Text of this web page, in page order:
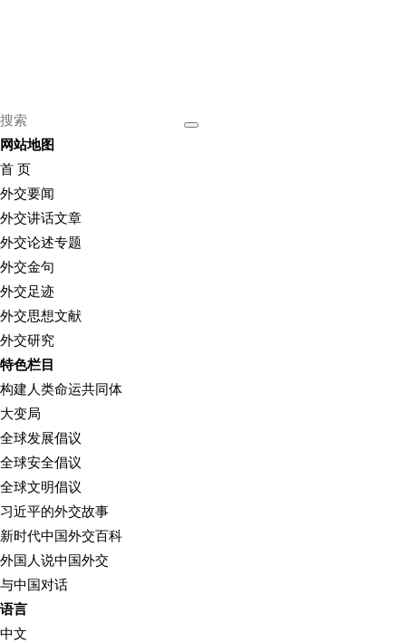
网站地图
首 页
外交要闻
外交讲话文章
外交论述专题
外交金句
外交足迹
外交思想文献
外交研究
特色栏目
构建人类命运共同体
大变局
全球发展倡议
全球安全倡议
全球文明倡议
习近平的外交故事
新时代中国外交百科
外国人说中国外交
与中国对话
语言
中文